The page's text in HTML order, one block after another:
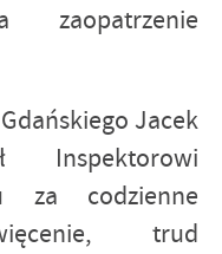
Jacek
Inspektorowi
za codzienne
trud